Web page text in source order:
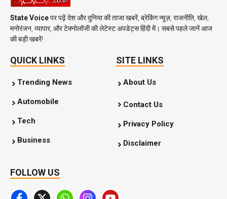
State Voiceपर पढ़ें देश और दुनिया की ताजा खबरें, ब्रेकिंग न्यूज़, राजनीति, खेल,
मनोरंजन, व्यापार, और टेक्नोलॉजी की लेटेस्ट अपडेट्स हिंदी में। सबसे पहले जानें आज
की बड़ी खबरें!
QUICK LINKS
Trending News
Automobile
Tech
Business
SITE LINKS
About Us
Contact Us
Privacy Policy
Disclaimer
FOLLOW US